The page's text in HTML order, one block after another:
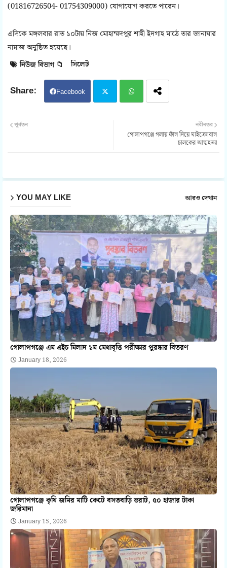
(01816726504- 01754309000) যোগাযোগ করতে পারেন।
এদিকে মঙ্গলবার রাত ১০টায় নিজ মোহাম্মদপুর শাহী ইদগাহ মাঠে তার জানাযার
নামাজ অনুষ্ঠিত হয়েছে।
নিউজ বিভাগ 📁 সিলেট
Facebook
atsa
নবীনতর
গোলাপগঞ্জে গলায় ফাঁস দিয়ে মাইক্রোবাস
চালকের আত্মহত্যা
পূর্বতন
YOU MAY LIKE আরও দেখান
গোলাপগঞ্জে এম এইচ মিলাদ ১ম মেধাবৃত্তি পরীক্ষার পুরষ্কার বিতরণ
January 18, 2026
গোলাপগঞ্জে কৃষি জমির মাটি কেটে বসতবাড়ি ভরাট, ৫০ হাজার টাকা
জরিমানা
January 15, 2026